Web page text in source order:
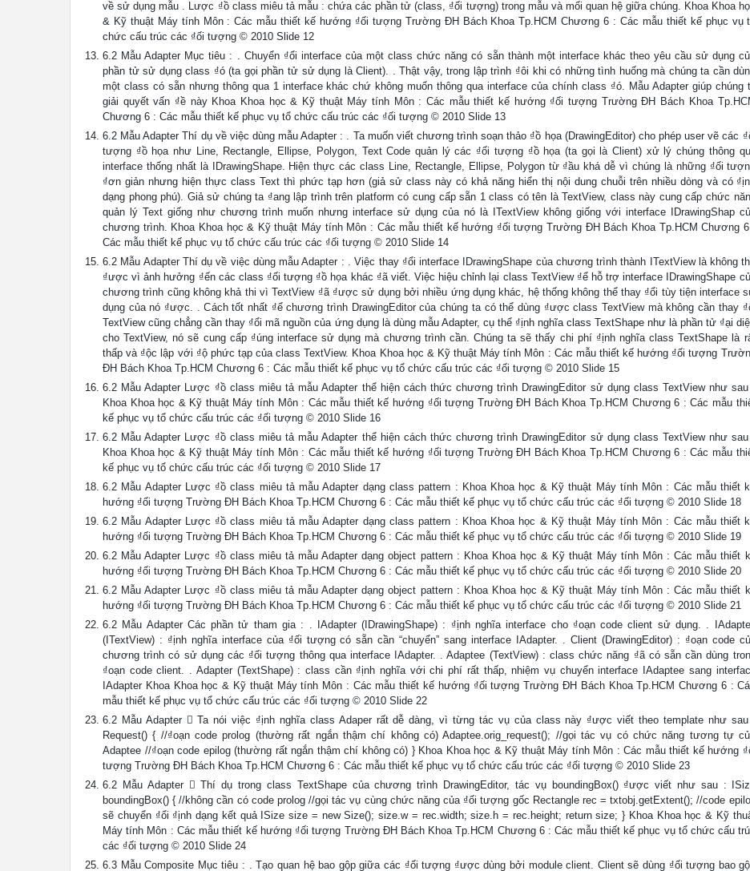
về sử dụng mẫu . Lược ₫ồ class miêu tả mẫu : chứa các phần tử (class, ₫ối tượng) trong mẫu và mối quan hệ giữa chúng. Khoa Khoa
& Kỹ thuật Máy tính Môn : Các mẫu thiết kế hướng ₫ối tượng Trường ĐH Bách Khoa Tp.HCM Chương 6 : Các mẫu thiết kế phục vụ
chức cấu trúc các ₫ối tượng © 2010 Slide 12
6.2 Mẫu Adapter Mục tiêu : . Chuyển ₫ổi interface của một class chức năng có sẵn thành một interface khác theo yêu cầu sử dụng
phần tử sử dụng class ₫ó (ta gọi phần tử sử dụng là Client). . Thật vậy, trong lập trình ₫ôi khi có những tình huống mà chúng ta cần
một class có sẵn nhưng thông qua 1 interface khác chứ không muốn thông qua interface của chính class ₫ó. Mẫu Adapter giúp chúng
giải quyết vấn ₫ề này Khoa Khoa học & Kỹ thuật Máy tính Môn : Các mẫu thiết kế hướng ₫ối tượng Trường ĐH Bách Khoa
Chương 6 : Các mẫu thiết kế phục vụ tổ chức cấu trúc các ₫ối tượng © 2010 Slide 13
6.2 Mẫu Adapter Thí dụ về việc dùng mẫu Adapter : . Ta muốn viết chương trình soạn thảo ₫ồ họa (DrawingEditor) cho phép user vẽ các
tượng ₫ồ họa như Line, Rectangle, Ellipse, Polygon, Text Code quản lý các ₫ối tượng ₫ồ họa (ta gọi là Client) xử lý chúng thông
interface thống nhất là IDrawingShape. Hiện thực các class Line, Rectangle, Ellipse, Polygon từ ₫ầu khá dễ vì chúng là những ₫ối
₫ơn giản nhưng hiện thực class Text thì phức tạp hơn (giả sử class này có khả năng hiển thị nội dung chuỗi trên nhiều dòng và có
dạng phong phú). Giả sử chúng ta ₫ang lập trình trên platform có cung cấp sẵn 1 class có tên là TextView, class này cung cấp chức
quản lý Text giống như chương trình muốn nhưng interface sử dụng của nó là ITextView không giống với interface IDrawingShap
chương trình. Khoa Khoa học & Kỹ thuật Máy tính Môn : Các mẫu thiết kế hướng ₫ối tượng Trường ĐH Bách Khoa Tp.HCM Chương
Các mẫu thiết kế phục vụ tổ chức cấu trúc các ₫ối tượng © 2010 Slide 14
6.2 Mẫu Adapter Thí dụ về việc dùng mẫu Adapter : . Việc thay ₫ổi interface IDrawingShape của chương trình thành ITextView là không
₫ược vì ảnh hưởng ₫ến các class ₫ối tượng ₫ồ họa khác ₫ã viết. Việc hiệu chỉnh lại class TextView ₫ể hỗ trợ interface IDrawingShape
chương trình cũng không khả thi vì TextView ₫ã ₫ược sử dụng bởi nhiều ứng dụng khác, hệ thống không thể thay ₫ổi tùy tiện interface
dụng của nó ₫ược. . Cách tốt nhất ₫ể chương trình DrawingEditor của chúng ta có thể dùng ₫ược class TextView mà không cần thay
TextView cũng chẳng cần thay ₫ổi mã nguồn của ứng dụng là dùng mẫu Adapter, cụ thể ₫ịnh nghĩa class TextShape như là phần tử ₫ại
cho TextView, nó sẽ cung cấp ₫úng interface sử dụng mà chương trình cần. Chúng ta sẽ thấy chi phí ₫ịnh nghĩa class TextShape là
thấp và ₫ộc lập với ₫ộ phức tạp của class TextView. Khoa Khoa học & Kỹ thuật Máy tính Môn : Các mẫu thiết kế hướng ₫ối tượng
ĐH Bách Khoa Tp.HCM Chương 6 : Các mẫu thiết kế phục vụ tổ chức cấu trúc các ₫ối tượng © 2010 Slide 15
6.2 Mẫu Adapter Lược ₫ồ class miêu tả mẫu Adapter thể hiện cách thức chương trình DrawingEditor sử dụng class TextView như
Khoa Khoa học & Kỹ thuật Máy tính Môn : Các mẫu thiết kế hướng ₫ối tượng Trường ĐH Bách Khoa Tp.HCM Chương 6 : Các mẫu
kế phục vụ tổ chức cấu trúc các ₫ối tượng © 2010 Slide 16
6.2 Mẫu Adapter Lược ₫ồ class miêu tả mẫu Adapter thể hiện cách thức chương trình DrawingEditor sử dụng class TextView như
Khoa Khoa học & Kỹ thuật Máy tính Môn : Các mẫu thiết kế hướng ₫ối tượng Trường ĐH Bách Khoa Tp.HCM Chương 6 : Các mẫu
kế phục vụ tổ chức cấu trúc các ₫ối tượng © 2010 Slide 17
6.2 Mẫu Adapter Lược ₫ồ class miêu tả mẫu Adapter dạng class pattern : Khoa Khoa học & Kỹ thuật Máy tính Môn : Các mẫu thiết
hướng ₫ối tượng Trường ĐH Bách Khoa Tp.HCM Chương 6 : Các mẫu thiết kế phục vụ tổ chức cấu trúc các ₫ối tượng © 2010 Slide 18
6.2 Mẫu Adapter Lược ₫ồ class miêu tả mẫu Adapter dạng class pattern : Khoa Khoa học & Kỹ thuật Máy tính Môn : Các mẫu thiết
hướng ₫ối tượng Trường ĐH Bách Khoa Tp.HCM Chương 6 : Các mẫu thiết kế phục vụ tổ chức cấu trúc các ₫ối tượng © 2010 Slide 19
6.2 Mẫu Adapter Lược ₫ồ class miêu tả mẫu Adapter dạng object pattern : Khoa Khoa học & Kỹ thuật Máy tính Môn : Các mẫu thiết
hướng ₫ối tượng Trường ĐH Bách Khoa Tp.HCM Chương 6 : Các mẫu thiết kế phục vụ tổ chức cấu trúc các ₫ối tượng © 2010 Slide 20
6.2 Mẫu Adapter Lược ₫ồ class miêu tả mẫu Adapter dạng object pattern : Khoa Khoa học & Kỹ thuật Máy tính Môn : Các mẫu thiết
hướng ₫ối tượng Trường ĐH Bách Khoa Tp.HCM Chương 6 : Các mẫu thiết kế phục vụ tổ chức cấu trúc các ₫ối tượng © 2010 Slide 21
6.2 Mẫu Adapter Các phần tử tham gia : . IAdapter (IDrawingShape) : ₫ịnh nghĩa interface cho ₫oạn code client sử dụng. .
(ITextView) : ₫ịnh nghĩa interface của ₫ối tượng có sẵn cần “chuyển” sang interface IAdapter. . Client (DrawingEditor) : ₫oạn code
chương trình có sử dụng các ₫ối tượng thông qua interface IAdapter. . Adaptee (TextView) : class chức năng ₫ã có sẵn cần dùng
₫oạn code client. . Adapter (TextShape) : class cần ₫ịnh nghĩa với chi phí rất thấp, nhiệm vụ chuyển interface IAdaptee sang
IAdapter Khoa Khoa học & Kỹ thuật Máy tính Môn : Các mẫu thiết kế hướng ₫ối tượng Trường ĐH Bách Khoa Tp.HCM Chương 6 :
mẫu thiết kế phục vụ tổ chức cấu trúc các ₫ối tượng © 2010 Slide 22
6.2 Mẫu Adapter  Ta nói việc ₫ịnh nghĩa class Adaper rất dễ dàng, vì từng tác vụ của class này ₫ược viết theo template như
Request() { //₫oạn code prolog (thường rất ngắn thậm chí không có) Adaptee.orig_request(); //gọi tác vụ có chức năng tương tự
Adaptee //₫oạn code epilog (thường rất ngắn thậm chí không có) } Khoa Khoa học & Kỹ thuật Máy tính Môn : Các mẫu thiết kế hướng
tượng Trường ĐH Bách Khoa Tp.HCM Chương 6 : Các mẫu thiết kế phục vụ tổ chức cấu trúc các ₫ối tượng © 2010 Slide 23
6.2 Mẫu Adapter  Thí dụ trong class TextShape của chương trình DrawingEditor, tác vụ boundingBox() ₫ược viết như sau :
boundingBox() { //không cần có code prolog //gọi tác vụ cùng chức năng của ₫ối tượng gốc Rectangle rec = txtobj.getExtent(); //code
sẽ chuyển ₫ổi ₫ịnh dạng kết quả ISize size = new Size(); size.w = rec.width; size.h = rec.height; return size; } Khoa Khoa học & Kỹ
Máy tính Môn : Các mẫu thiết kế hướng ₫ối tượng Trường ĐH Bách Khoa Tp.HCM Chương 6 : Các mẫu thiết kế phục vụ tổ chức cấu
các ₫ối tượng © 2010 Slide 24
6.3 Mẫu Composite Mục tiêu : . Tạo quan hệ bao gộp giữa các ₫ối tượng ₫ược dùng bởi module client. Client sẽ dùng ₫ối tượng bao